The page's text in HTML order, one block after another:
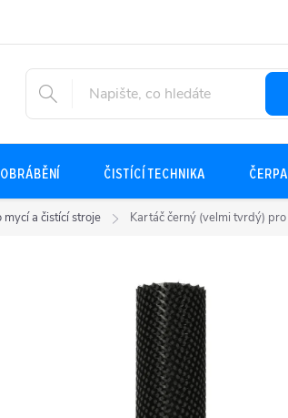
ČISTÍCÍ TECHNIKA
a čistící stroje Kartáč černý (velmi tvrdý)